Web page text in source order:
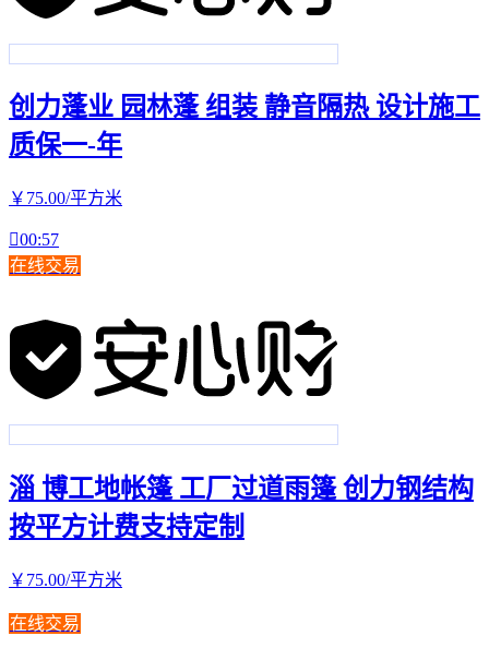
创力蓬业 园林蓬 组装 静音隔热 设计施工
质保一-年
￥ 75.00/平方米
00:57
在线交易
淄 博工地帐篷 工厂过道雨篷 创力钢结构
按平方计费支持定制
￥ 75.00/平方米
在线交易